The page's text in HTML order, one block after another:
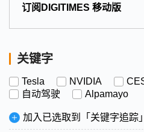
订阅DIGITIMES 移动版
关键字
Tesla NVIDIA
自动驾驶
Alpamayo
加入已选取到「关键字追踪」